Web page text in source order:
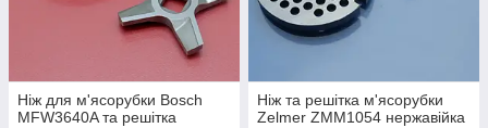
Ніж для м'ясорубки Bosch
MFW3640A та решітка
Ніж та решітка м'ясорубки
Zelmer ZMM1054 нержавійка